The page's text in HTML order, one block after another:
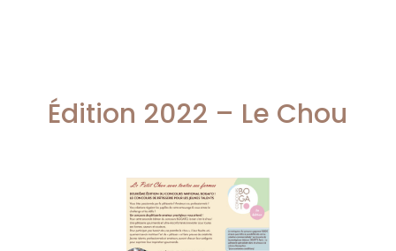
Édition 2022 – Le Chou